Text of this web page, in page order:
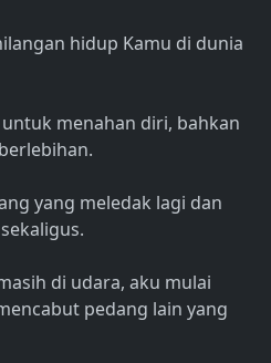
hidup Kamu di dunia
menahan diri, bahkan
yang meledak lagi dan
di udara, aku mulai
pedang lain yang